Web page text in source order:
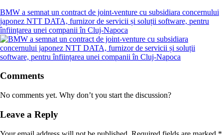
BMW a semnat un contract de joint-venture cu subsidiara concernului
japonez NTT DATA, furnizor de servicii și soluții software, pentru
înființarea unei companii în Cluj-Napoca
Comments
No comments yet. Why don’t you start the discussion?
Leave a Reply